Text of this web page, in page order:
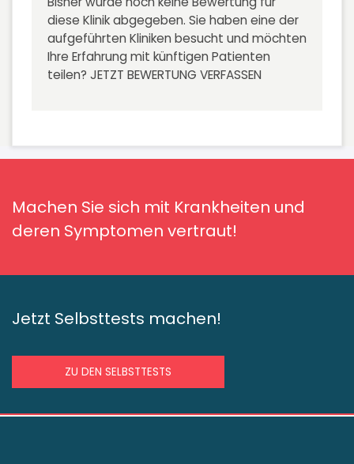
diese Klinik abgegeben. Sie haben eine der
aufgeführten Kliniken besucht und möchten
Ihre Erfahrung mit künftigen Patienten
teilen? JETZT BEWERTUNG VERFASSEN
Machen Sie sich mit Krankheiten und
deren Symptomen vertraut!
Jetzt Selbsttests machen!
ZU DEN SELBSTTESTS